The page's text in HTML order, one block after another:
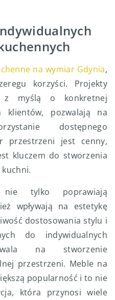
na wymiar Gdynia,
korzyści. Projekty
z myślą o konkretnej
klientów, pozwalają na
dostępnego
przestrzeni jest cenny,
kluczem do stworzenia
tylko poprawiają
wpływają na estetykę
dostosowania stylu i
do indywidualnych
na stworzenie
przestrzeni. Meble na
popularność i to nie
która przynosi wiele